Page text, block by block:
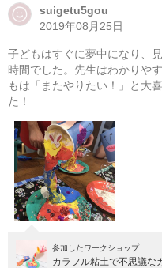
suigetu5gou
2019年08月25日
子どもはすぐに夢中になり、
時間でした。先生はわかりや
もは「またやりたい！」と大
た！
参加したワークショップ
カラフル粘土で不思議な